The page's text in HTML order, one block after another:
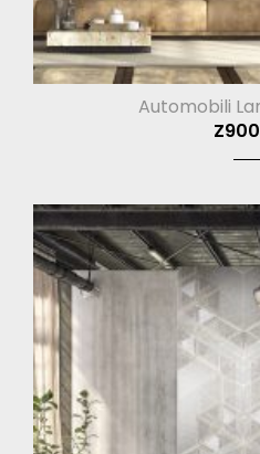
Automobili